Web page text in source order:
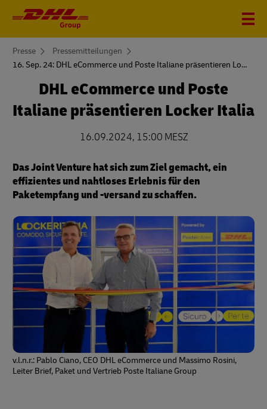
You
here
Presse
Pressemitteilungen
16. Sep. 24: DHL eCommerce und Poste Italiane präsentieren Locker Italia
DHL eCommerce und Poste
Italiane präsentieren Locker Italia
16.09.2024, 15:00 MESZ
Das Joint Venture hat sich zum Ziel gemacht, ein
effizientes und nahtloses Erlebnis für den
Paketempfang und -versand zu schaffen.
v.l.n.r.: Pablo Ciano, CEO DHL eCommerce und Massimo Rosini,
Leiter Brief, Paket und Vertrieb Poste Italiane Group